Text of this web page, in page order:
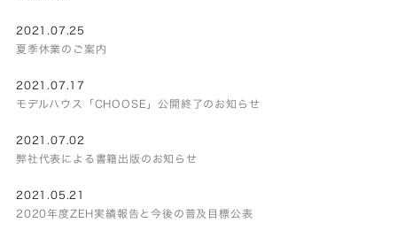
2021.07.25
夏季休業のご案内
2021.07.17
モデルハウス「CHOOSE」公開終了のお知らせ
2021.07.02
弊社代表による書籍出版のお知らせ
2021.05.21
2020年度ZEH実績報告と今後の普及目標公表